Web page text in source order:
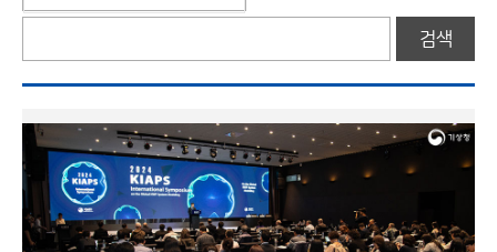
검색